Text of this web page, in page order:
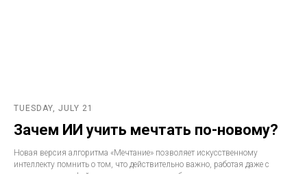
TUESDAY, JULY 21
Зачем ИИ учить мечтать по-новому?
Новая версия алгоритма «Мечтание» позволяет искусственному
интеллекту помнить о том, что действительно важно, работая даже с